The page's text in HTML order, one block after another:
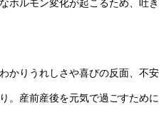
ホルモン変化が起こるため、吐
かりうれしさや喜びの反面、不
。産前産後を元気で過ごすため